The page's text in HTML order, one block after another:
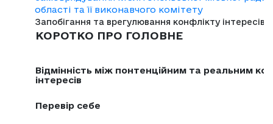
області та її виконавчого комітету
Запобігання та врегулювання конфлікту інтересів
КОРОТКО ПРО ГОЛОВНЕ
Відмінність між понтенційним та реальним
інтересів
Перевір себе